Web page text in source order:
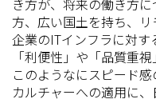
き方が、将来の働き方
方、広い国土を持ち、
企業のITインフラに対
「利便性」や「品質重
このようなにスピード
カルチャーへの適用に